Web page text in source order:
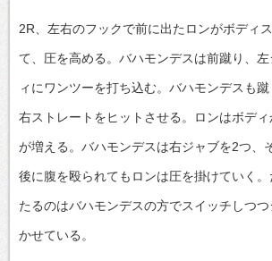
2R、左右のフックで前に出たロンがボディ
て、圧を高める。バハモンデスは前蹴り、
ィにワンツーを打ち込む。バハモンデスも蹴
右ストレートをヒットさせる。ロンはボデ
が増える。バハモンデスは右ジャブを2つ、
後に腹を殴られてもロンは圧を掛けていく
たるのはバハモンデスの方でスイッチしつ
かせている。